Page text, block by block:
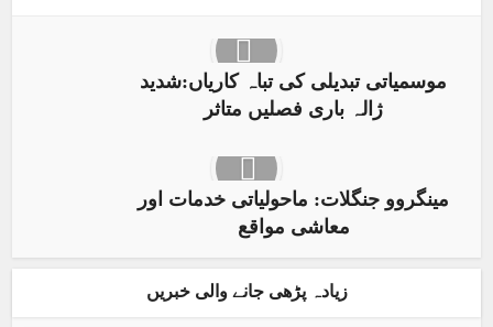
موسمیاتی تبدیلی کی تباہ کاریاں:شدید
ژالہ باری فصلیں متاثر
مینگروو جنگلات: ماحولیاتی خدمات اور
معاشی مواقع
زیادہ پڑھی جانے والی خبریں